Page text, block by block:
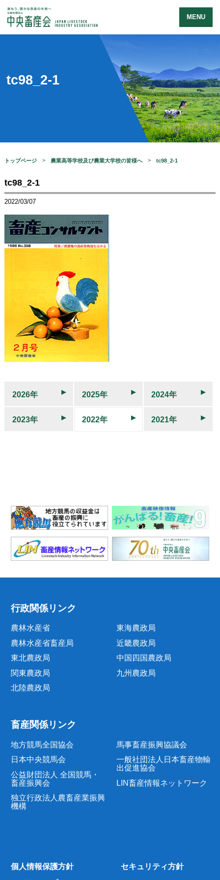
MENU
tc98_2-1
トップページ 農業高等学校及び農業大学校の皆様へ tc98_2-1
tc98_2-1
2022/03/07
2026年 2025年 2024年
2023年 2022年 2021年
行政関係リンク
農林水産省
農林水産省畜産局
東北農政局
関東農政局
北陸農政局
東海農政局
近畿農政局
中国四国農政局
九州農政局
畜産関係リンク
地方競馬全国協会
日本中央競馬会
公益財団法人 全国競馬・
畜産振興会
独立行政法人農畜産業振興
機構
馬事畜産振興協議会
一般社団法人日本畜産物輸
出促進協会
LIN畜産情報ネットワーク
個人情報保護方針 セキュリティ方針